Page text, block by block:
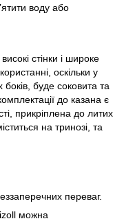
воду або
стінки і широке
оскільки у
боків, буде соковита та
до казана є
прикріплена до литих
на тринозі, та
переваг.
можна